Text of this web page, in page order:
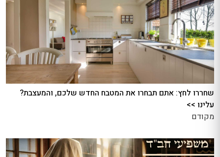
שחררו לחץ: אתם תבחרו את המטבח החדש שלכם, והמעצבת?
עלינו >>
מקודם